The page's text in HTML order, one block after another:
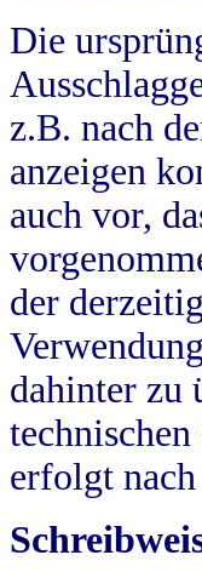
Die
z.B. nach
anzeigen
auch vor,
der
dahinter zu
erfolgt